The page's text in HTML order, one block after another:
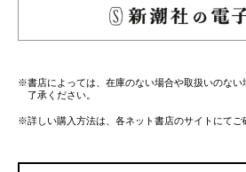
※書店によっては、在庫のない場合や取扱いのない
了承ください。
※詳しい購入方法は、各ネット書店のサイトにてご